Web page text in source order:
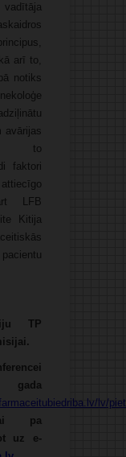
arī to,
notiks
avārijas
to
faktori
LFB
Kitija
TP
lv/
pa
uz e-